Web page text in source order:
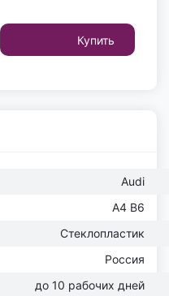
Купить
Audi
A4 B6
Стеклопластик
Россия
до 10 рабочих дней